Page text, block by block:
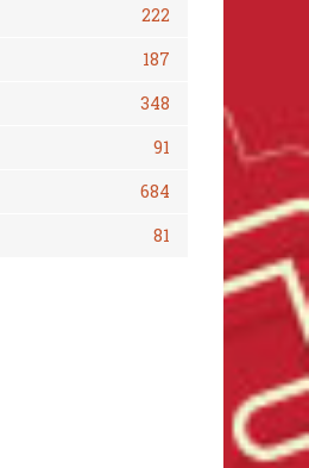
222
187
348
91
684
81